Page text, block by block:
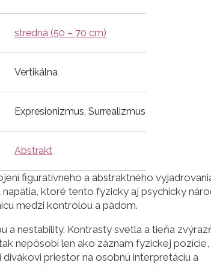
stredná (50 – 70 cm)
Vertikálna
Expresionizmus, Surrealizmus
Abstrakt
figuratívneho a abstraktného
ktoré tento fyzicky aj psychicky
medzi kontrolou a pádom.
nestability. Kontrasty svetla a tieňa
nepôsobí len ako záznam fyzickej pozície,
priestor na osobnú interpretáciu a